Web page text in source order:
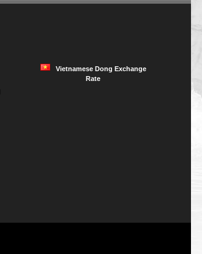
Vietnamese Dong Exchange
Rate